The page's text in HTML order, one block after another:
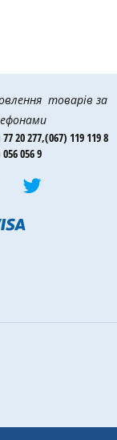
товарів за
20 277,(067) 119 119 8
056 9